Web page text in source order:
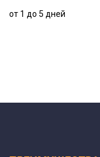
от 1 до 5 дней